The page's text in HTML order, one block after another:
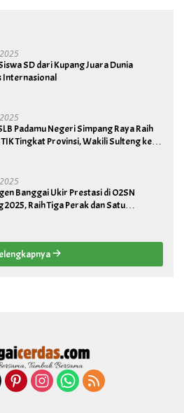
SD dari Kupang Juara Dunia
Internasional
Padamu Negeri Simpang Raya Raih
TIK Tingkat Provinsi, Wakili Sulteng ke
Banggai Ukir Prestasi di O2SN
2025, Raih Tiga Perak dan Satu